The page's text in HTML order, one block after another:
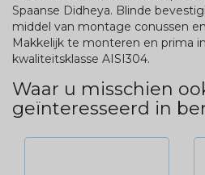
Spaanse Didheya. Blinde
middel van montage conussen
Makkelijk te monteren en prima
kwaliteitsklasse AISI304.
Waar u misschien
geïnteresseerd in